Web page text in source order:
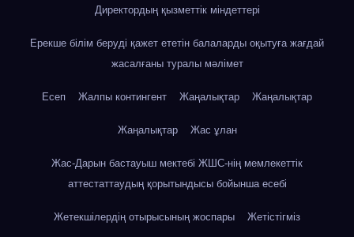
Директордың қызметтік міндеттері
Ерекше білім беруді қажет ететін балаларды оқытуға жағдай
жасалғаны туралы мәлімет
Есеп Жалпы контингент Жаңалықтар Жаңалықтар
Жаңалықтар Жас ұлан
Жас-Дарын бастауыш мектебі ЖШС-нің мемлекеттік
аттестаттаудың қорытындысы бойынша есебі
Жетекшілердің отырысының жоспары Жетістігміз